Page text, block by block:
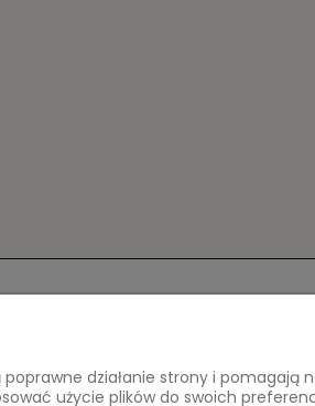
konta
Formy płatności
Czas i koszty
działanie strony i
użycie plików do swoich